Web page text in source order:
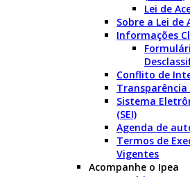
Lei de
Sobre a Lei de
Informações
Conflito de
Transparência
Sistema
(SEI)
Agenda de
Termos de
Vigentes
Acompanhe o Ipea